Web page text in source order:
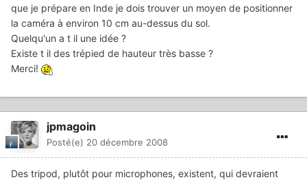
que je prépare en Inde je dois trouver un moyen de positionner
la caméra à environ 10 cm au-dessus du sol.
Quelqu'un a t il une idée ?
Existe t il des trépied de hauteur très basse ?
Merci!
jpmagoin
Posté(e) 20 décembre 2008
Des tripod, plutôt pour microphones, existent, qui devraient